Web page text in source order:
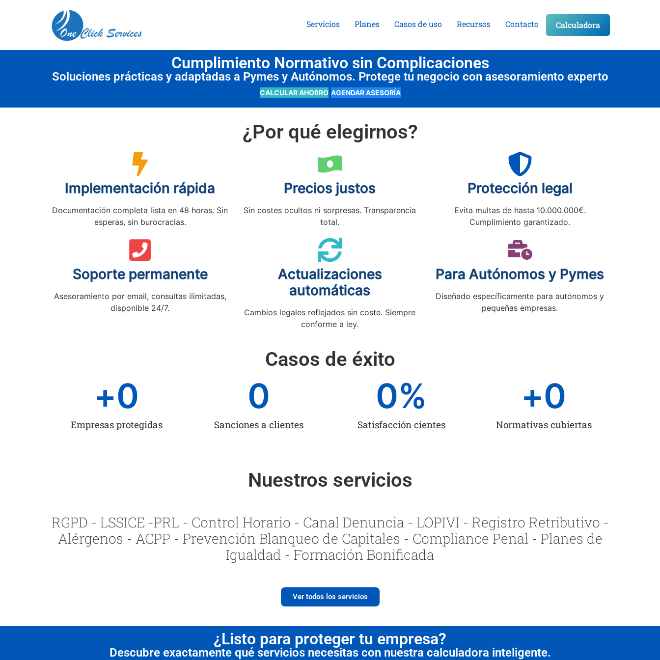
Servicios Planes Casos de uso Recursos Contacto Calculadora
Cumplimiento Normativo sin Complicaciones
Soluciones prácticas y adaptadas a Pymes y Autónomos. Protege tu negocio con asesoramiento experto
CALCULAR AHORRO AGENDAR ASESORÍA
¿Por qué elegirnos?
Implementación rápida
Documentación completa lista en 48 horas. Sin
esperas, sin burocracias.
Precios justos
Sin costes ocultos ni sorpresas. Transparencia
total.
Protección legal
Evita multas de hasta 10.000.000€.
Cumplimiento garantizado.
Soporte permanente
Asesoramiento por email, consultas ilimitadas,
disponible 24/7.
Actualizaciones
automáticas
Cambios legales reflejados sin coste. Siempre
conforme a ley.
Para Autónomos y Pymes
Diseñado específicamente para autónomos y
pequeñas empresas.
Casos de éxito
Empresas protegidas
+0
Sanciones a clientes
0
Satisfacción cientes
0%
Normativas cubiertas
+0
Nuestros servicios
RGPD - LSSICE -PRL - Control Horario - Canal Denuncia - LOPIVI - Registro Retributivo -
Alérgenos - ACPP - Prevención Blanqueo de Capitales - Compliance Penal - Planes de
Igualdad - Formación Bonificada
Ver todos los servicios
¿Listo para proteger tu empresa?
Descubre exactamente qué servicios necesitas con nuestra calculadora inteligente.